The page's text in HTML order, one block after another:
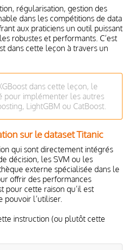
régularisation, gestion des
dans les compétitions de data
aux praticiens un outil puissant
robustes et performants. C’est
dans cette leçon à travers un
dans cette leçon, le
pour implémenter les autres
LightGBM ou CatBoost.
sur le dataset Titanic
qui sont directement intégrés
décision, les SVM ou les
externe spécialisée dans le
offrir des performances
pour cette raison qu’il est
pouvoir l’utiliser.
instruction (ou plutôt cette